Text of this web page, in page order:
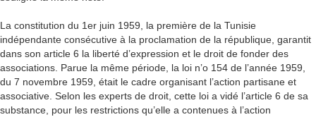
La constitution du 1er juin 1959, la première de la Tunisie
indépendante consécutive à la proclamation de la république, garantit
dans son article 6 la liberté d’expression et le droit de fonder des
associations. Parue la même période, la loi n’o 154 de l’année 1959,
du 7 novembre 1959, était le cadre organisant l’action partisane et
associative. Selon les experts de droit, cette loi a vidé l’article 6 de sa
substance, pour les restrictions qu’elle a contenues à l’action